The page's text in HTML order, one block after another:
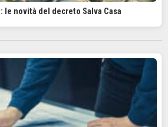
le novità del decreto Salva Casa